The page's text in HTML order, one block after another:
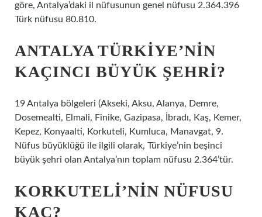
göre, Antalya’daki il nüfusunun genel nüfusu 2.364.396
Türk nüfusu 80.810.
ANTALYA TÜRKIYE’NIN
KAÇINCI BÜYÜK ŞEHRI?
19 Antalya bölgeleri (Akseki, Aksu, Alanya, Demre,
Dosemealti, Elmali, Finike, Gazipasa, İbradı, Kaş, Kemer,
Kepez, Konyaalti, Korkuteli, Kumluca, Manavgat, 9.
Nüfus büyüklüğü ile ilgili olarak, Türkiye’nin beşinci
büyük şehri olan Antalya’nın toplam nüfusu 2.364’tür.
KORKUTELI’NIN NÜFUSU
KAÇ?